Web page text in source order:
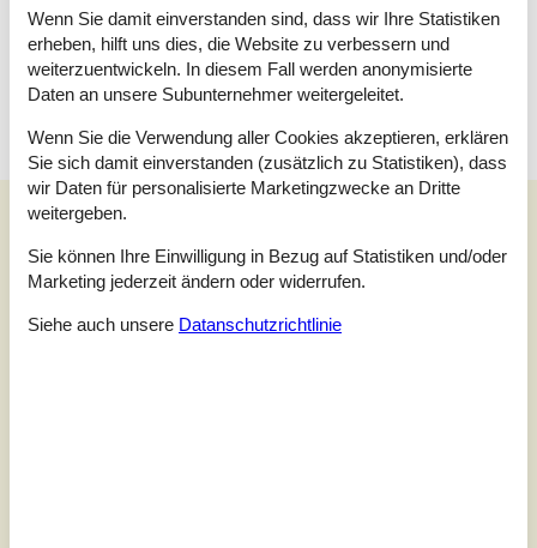
machen, wo die Zeit 1958 endete. Skarregaard liegt in einer
wunderschönen Landschaft, hinunter zu den 2 Skarre Inseln.
Hier gibt es ein reiches Vogel- und Wildtierleben.
Mors ist 367 Quadratkilometer echte Urlaubserlebnisse.
Unsere Gästebewertungen
Unsere Gästebewertungen
4,0 Bezogen auf2Bewertungen
Wenn Sie damit einverstanden sind, dass wir Ihre Statistiken
erheben, hilft uns dies, die Website zu verbessern und
weiterzuentwickeln. In diesem Fall werden anonymisierte
Daten an unsere Subunternehmer weitergeleitet.
Wenn Sie die Verwendung aller Cookies akzeptieren, erklären
Sie sich damit einverstanden (zusätzlich zu Statistiken), dass
wir Daten für personalisierte Marketingzwecke an Dritte
weitergeben.
Sie können Ihre Einwilligung in Bezug auf Statistiken und/oder
Marketing jederzeit ändern oder widerrufen.
Siehe auch unsere Datanschutzrichtlinie